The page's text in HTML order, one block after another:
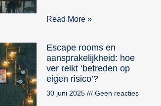
Read More »
Escape rooms en
aansprakelijkheid: hoe
ver reikt ‘betreden op
eigen risico’?
30 juni 2025 Geen reacties